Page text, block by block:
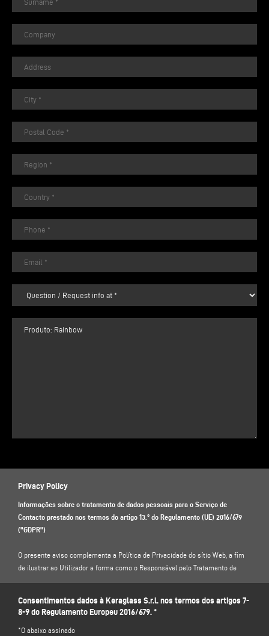
Privacy Policy
Informações sobre o tratamento de dados pessoais para o Serviço de
Contacto prestado nos termos do artigo 13.º do Regulamento (UE) 2016/679
("GDPR")
O presente aviso complementa a Política de Privacidade do sítio Web, a fim
de ilustrar ao Utilizador a forma como o Responsável pelo Tratamento de
em .
https://www.keraglass.com/pt/pagina/privacy-and-policy
Consentimentos dados à Keraglass S.r.l. nos termos dos artigos 7-
8-9 do Regulamento Europeu 2016/679. *
*O abaixo assinado